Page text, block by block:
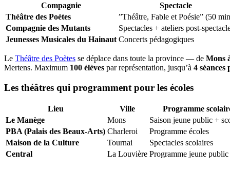
Compagnie Spectacle
Théâtre des Poètes
”Théâtre, Fable et Poésie” (50
Compagnie des Mutants
Spectacles + ateliers post-
Jeunesses Musicales du Hainaut Concerts pédagogiques
Le Théâtre des Poètes se déplace dans toute la province — de Mons
Mertens. Maximum 100 élèves par représentation, jusqu’à 4
Les théâtres qui programment pour les écoles
Lieu Ville
Programme
Le Manège
Mons
Saison jeune public +
PBA (Palais des Beaux-Arts) Charleroi
Programme écoles
Maison de la Culture
Tournai
Spectacles scolaires
Central
La Louvière Programme jeune public